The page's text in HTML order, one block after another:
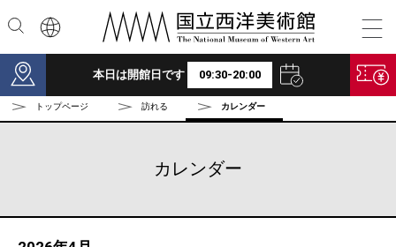
本日は開館日です 09:30-20:00
トップページ 訪れる カレンダー
カレンダー